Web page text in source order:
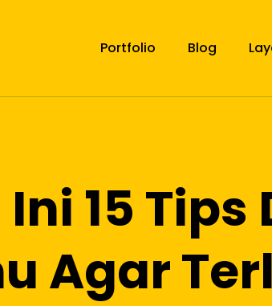
Portfolio Blog
15 Tips
Agar